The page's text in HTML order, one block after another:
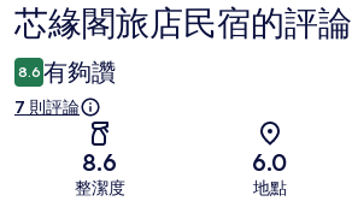
評
論
芯緣閣旅店民宿的評論
8.6 有夠讚
7 則評論
8.6
整潔度
6.0
地點